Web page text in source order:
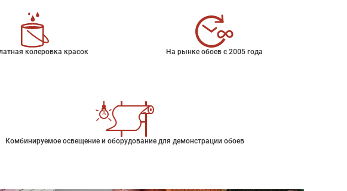
колеровка красок На рынке обоев с 2005 года
Комбинируемое освещение и оборудование для демонстрации обоев